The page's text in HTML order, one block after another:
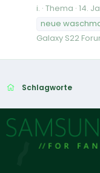
i. Thema 14.
neue
Galaxy S22
Schlagworte